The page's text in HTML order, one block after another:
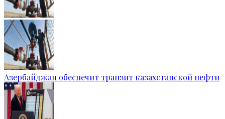
Азербайджан обеспечит транзит казахстанской нефти